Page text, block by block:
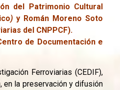
del Patrimonio Cultural
) y Román Moreno Soto
del CNPPCF).
de Documentación e
Ferroviarias (CEDIF),
en la preservación y difusión